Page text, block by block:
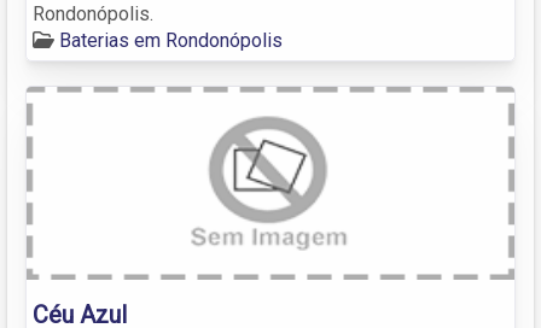
Rondonópolis.
Baterias em Rondonópolis
Céu Azul